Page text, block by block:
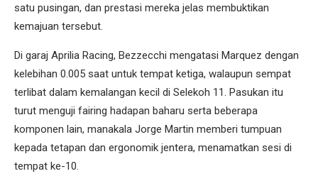
satu pusingan, dan prestasi mereka jelas membuktikan
kemajuan tersebut.
Di garaj Aprilia Racing, Bezzecchi mengatasi Marquez dengan
kelebihan 0.005 saat untuk tempat ketiga, walaupun sempat
terlibat dalam kemalangan kecil di Selekoh 11. Pasukan itu
turut menguji fairing hadapan baharu serta beberapa
komponen lain, manakala Jorge Martin memberi tumpuan
kepada tetapan dan ergonomik jentera, menamatkan sesi di
tempat ke-10.